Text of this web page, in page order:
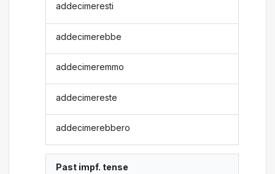
addecimeresti
addecimerebbe
addecimeremmo
addecimereste
addecimerebbero
Past impf. tense